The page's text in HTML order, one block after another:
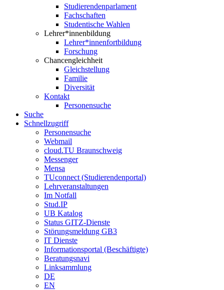
Studierendenparlament
Fachschaften
Studentische Wahlen
Lehrer*innenbildung
Lehrer*innenfortbildung
Forschung
Chancengleichheit
Gleichstellung
Familie
Diversität
Kontakt
Personensuche
Suche
Schnellzugriff
Personensuche
Webmail
cloud.TU Braunschweig
Messenger
Mensa
TUconnect (Studierendenportal)
Lehrveranstaltungen
Im Notfall
Stud.IP
UB Katalog
Status GITZ-Dienste
Störungsmeldung GB3
IT Dienste
Informationsportal (Beschäftigte)
Beratungsnavi
Linksammlung
DE
EN